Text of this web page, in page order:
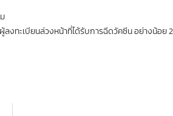
งทะเบียนล่วงหน้าที่ได้รับการฉีดวัคซีน อย่างน้อย